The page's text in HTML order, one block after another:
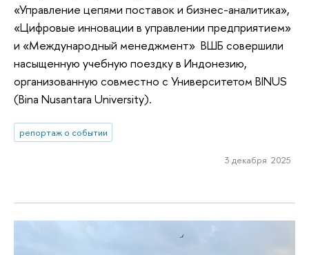
«Управление цепями поставок и бизнес-аналитика»,
«Цифровые инновации в управлении предприятием»
и «Международный менеджмент» ВШБ совершили
насыщенную учебную поездку в Индонезию,
организованную совместно с Университетом BINUS
(Bina Nusantara University).
репортаж о событии
3 декабря 2025